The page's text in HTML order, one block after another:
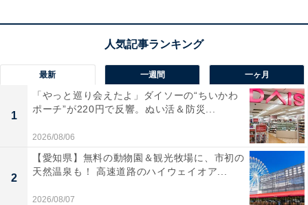
最新 一週間 一ヶ月
1
「やっと巡り会えたよ」ダイソーの“ちいかわ
ポーチ”が220円で反響。ぬい活＆防災...
2026/08/06
2
【愛知県】無料の動物園＆観光牧場に、市初の
天然温泉も！ 高速道路のハイウェイオア...
2026/08/07